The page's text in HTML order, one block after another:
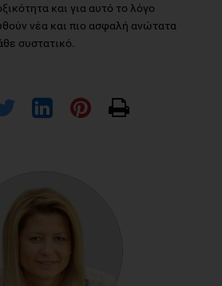
και για αυτό το λόγο
νέα και πιο ασφαλή ανώτατα
συστατικό.